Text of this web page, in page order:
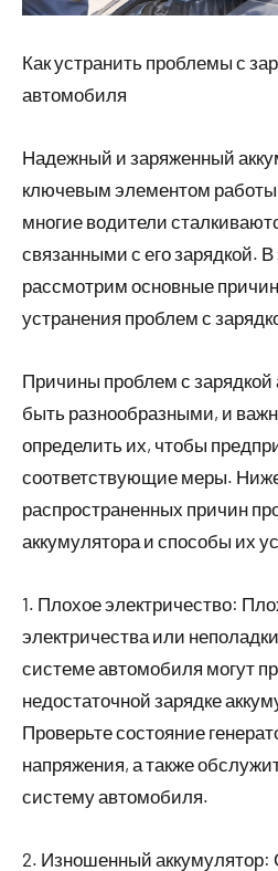
Как устранить проблемы с
автомобиля
Надежный и заряженный
ключевым элементом
многие водители
связанными с его зарядкой.
рассмотрим основные
устранения проблем с
Причины проблем с зарядкой
быть разнообразными, и
определить их, чтобы
соответствующие меры.
распространенных причин
аккумулятора и способы их
1. Плохое электричество:
электричества или
системе автомобиля могут
недостаточной зарядке
Проверьте состояние
напряжения, а также
систему автомобиля.
2. Изношенный аккумулятор: